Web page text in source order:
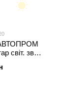
світ. звук